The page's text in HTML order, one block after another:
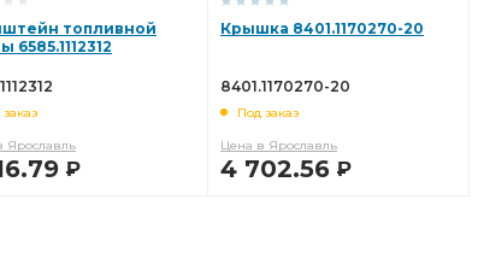
топливной
6585.1112312
Ярославль
Р
Крышка 8401.1170270-20
8401.1170270-20
Под заказ
Цена в Ярославль
4 702.56 Р